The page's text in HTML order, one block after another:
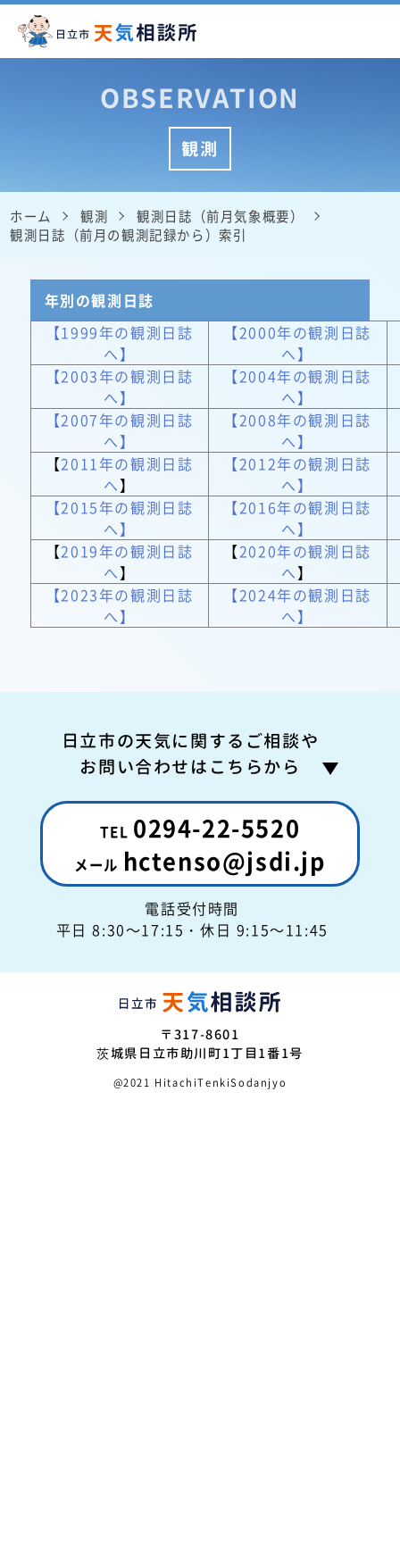
OBSERVATION
観測
ホーム 観測
観測日誌（前月気象概要）
観測日誌（前月の観測記録から）索引
年別の観測日誌
【1999年の観測日誌
へ】
【2000年の観測日誌
へ】
【2003年の観測日誌
へ】
【2004年の観測日誌
へ】
【2007年の観測日誌
へ】
【2008年の観測日誌
へ】
【2011年の観測日誌
へ】
【2012年の観測日誌
へ】
【2015年の観測日誌
へ】
【2016年の観測日誌
へ】
【2019年の観測日誌
へ】
【2020年の観測日誌
へ】
【2023年の観測日誌
へ】
【2024年の観測日誌
へ】
日立市の天気に関するご相談や
お問い合わせはこちらから
0294-22-5520
hctenso@jsdi.jp
電話受付時間
平日 8:30～17:15 ・休日 9:15～11:45
〒317-8601
茨城県日立市助川町1丁目1番1号
@2021 HitachiTenkiSodanjyo